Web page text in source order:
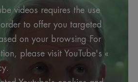
videos requires the use
to offer you targeted
on your browsing For
please visit YouTube's «